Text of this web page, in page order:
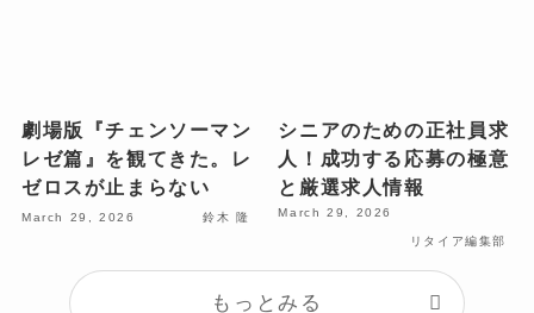
劇場版『チェンソーマン
レゼ篇』を観てきた。レ
ゼロスが止まらない
March 29, 2026 鈴木 隆
シニアのための正社員求
人！成功する応募の極意
と厳選求人情報
March 29, 2026
リタイア編集部
もっとみる